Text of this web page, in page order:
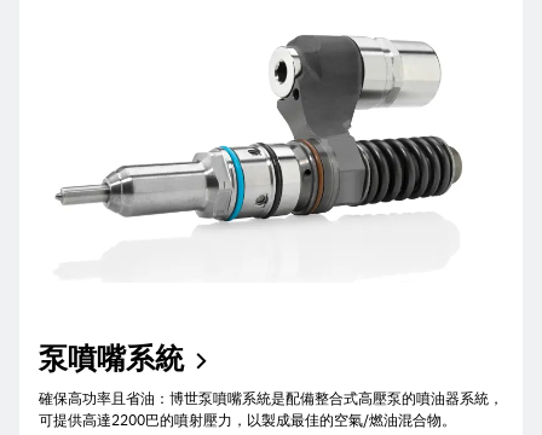
泵噴嘴系統
確保高功率且省油：博世泵噴嘴系統是配備整合式高壓泵的噴油器系統，
可提供高達2200巴的噴射壓力，以製成最佳的空氣/燃油混合物。